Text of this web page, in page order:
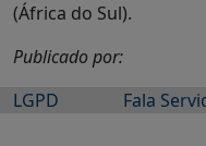
(África do Sul).
Publicado por:
LGPD
Fala